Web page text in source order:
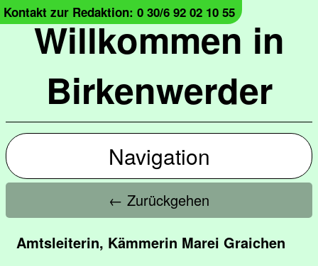
Willkommen in
Birkenwerder
Kontakt zur Redaktion: 0 30/6 92 02 10 55
Navigation
← Zurückgehen
Amtsleiterin, Kämmerin Marei Graichen